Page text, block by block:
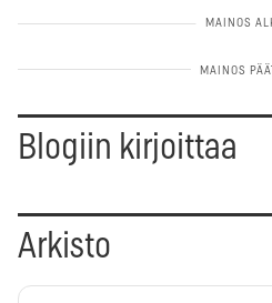
Blogiin kirjoittaa
Arkisto